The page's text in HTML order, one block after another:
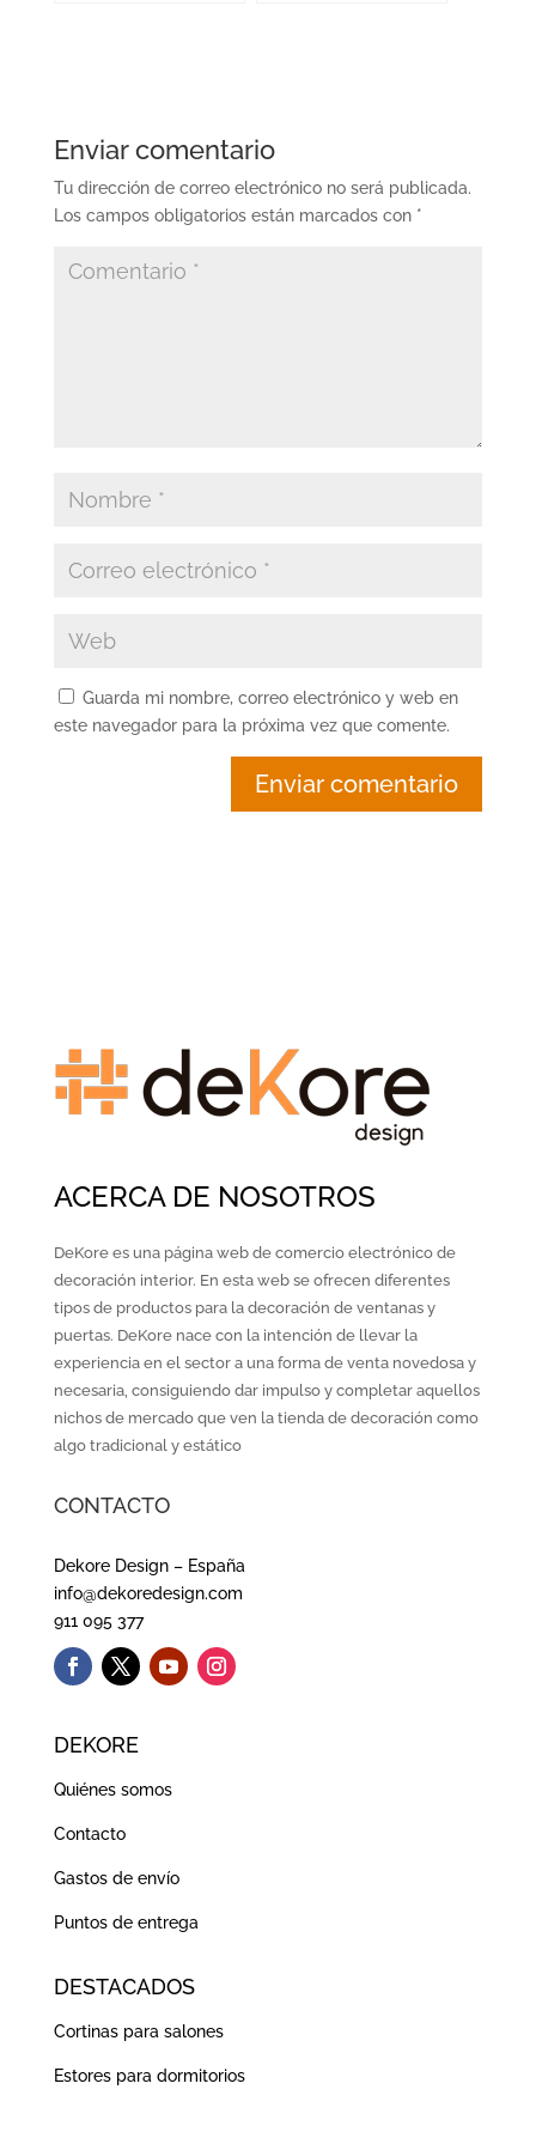
Enviar comentario
Tu dirección de correo electrónico no será publicada.
Los campos obligatorios están marcados con *
Guarda mi nombre, correo electrónico y web en
este navegador para la próxima vez que comente.
ACERCA DE NOSOTROS
DeKore es una página web de comercio electrónico de
decoración interior. En esta web se ofrecen diferentes
tipos de productos para la decoración de ventanas y
puertas. DeKore nace con la intención de llevar la
experiencia en el sector a una forma de venta novedosa y
necesaria, consiguiendo dar impulso y completar aquellos
nichos de mercado que ven la tienda de decoración como
algo tradicional y estático
CONTACTO
Dekore Design – España
info@dekoredesign.com
911 095 377
DEKORE
Quiénes somos
Contacto
Gastos de envío
Puntos de entrega
DESTACADOS
Cortinas para salones
Estores para dormitorios